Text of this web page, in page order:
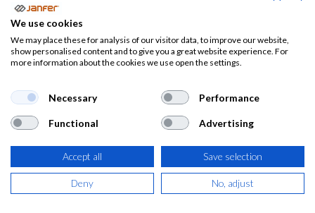
Calzado de seguridad
Calzado
industria
Zapatillas
y zapatos
Botas
Calzado de seguridad, Botas de
seguridad y zapatos de seguridad
Aquí tenemoscalzado de seguridadde calidad para todas
las actividades y sectores:
zapatos de seguridad y zapatos
We use cookies
We may place these for analysis of our visitor data, to improve our website,
show personalised content and to give you a great website experience. For
more information about the cookies we use open the settings.
Necessary Performance
Functional Advertising
Accept all Save selection
Deny No, adjust